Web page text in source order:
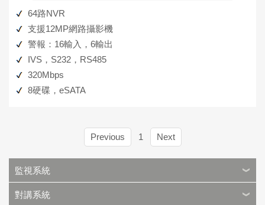
64路NVR
支援12MP網路攝影機
警報：16輸入，6輸出
IVS，S232，RS485
320Mbps
8硬碟，eSATA
Previous 1 Next
監視系統
對講系統